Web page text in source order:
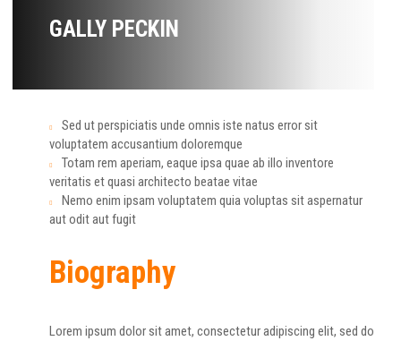
GALLY PECKIN
Sed ut perspiciatis unde omnis iste natus error sit
voluptatem accusantium doloremque
Totam rem aperiam, eaque ipsa quae ab illo inventore
veritatis et quasi architecto beatae vitae
Nemo enim ipsam voluptatem quia voluptas sit aspernatur
aut odit aut fugit
Biography
Lorem ipsum dolor sit amet, consectetur adipiscing elit, sed do